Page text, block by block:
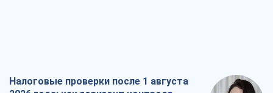
Налоговые проверки после 1 августа